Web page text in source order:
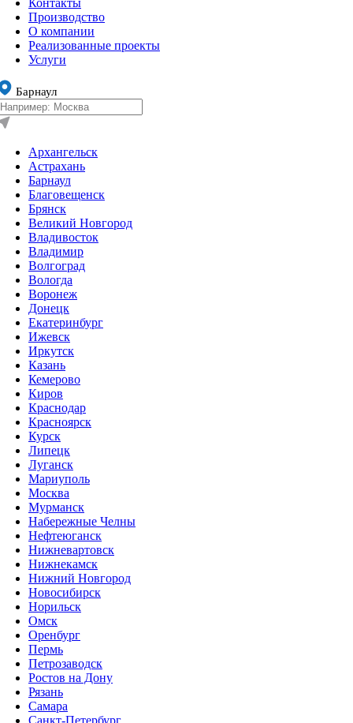
Производство
О компании
Реализованные проекты
Услуги
Барнаул
Архангельск
Астрахань
Барнаул
Благовещенск
Брянск
Великий Новгород
Владивосток
Владимир
Волгоград
Вологда
Воронеж
Донецк
Екатеринбург
Ижевск
Иркутск
Казань
Кемерово
Киров
Краснодар
Красноярск
Курск
Липецк
Луганск
Мариуполь
Москва
Мурманск
Набережные Челны
Нефтеюганск
Нижневартовск
Нижнекамск
Нижний Новгород
Новосибирск
Норильск
Омск
Оренбург
Пермь
Петрозаводск
Ростов на Дону
Рязань
Самара
Санкт-Петербург